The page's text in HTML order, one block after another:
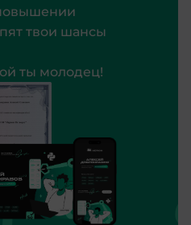
твои шансы
ты молодец!